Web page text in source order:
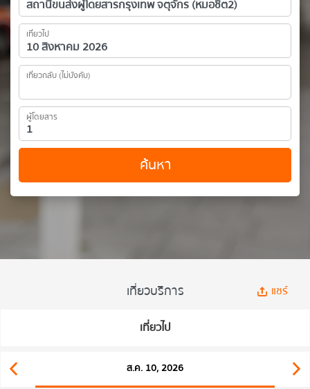
เที่ยวไป
เที่ยวกลับ (ไม่บังคับ)
ผู้โดยสาร
ค้นหา
เที่ยวบริการ แชร์
เที่ยวไป
ส.ค. 10, 2026